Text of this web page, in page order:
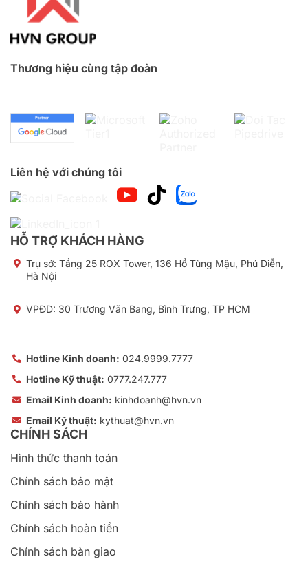
Thương hiệu cùng tập đoàn
Liên hệ với chúng tôi
HỖ TRỢ KHÁCH HÀNG
Trụ sở: Tầng 25 ROX Tower, 136 Hồ Tùng Mậu, Phú Diễn,
Hà Nội
VPĐD: 30 Trương Văn Bang, Bình Trưng, TP HCM
Hotline Kinh doanh: 024.9999.7777
Hotline Kỹ thuật: 0777.247.777
Email Kinh doanh: kinhdoanh@hvn.vn
Email Kỹ thuật: kythuat@hvn.vn
CHÍNH SÁCH
Hình thức thanh toán
Chính sách bảo mật
Chính sách bảo hành
Chính sách hoàn tiền
Chính sách bàn giao